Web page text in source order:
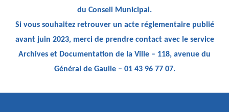
du Conseil Municipal.
Si vous souhaitez retrouver un acte réglementaire publié
avant juin 2023, merci de prendre contact avec le service
Archives et Documentation de la Ville – 118, avenue du
Général de Gaulle – 01 43 96 77 07.